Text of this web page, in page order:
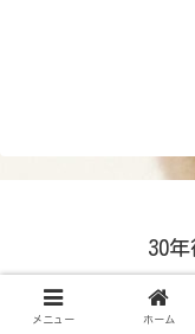
30
メニュー ホーム